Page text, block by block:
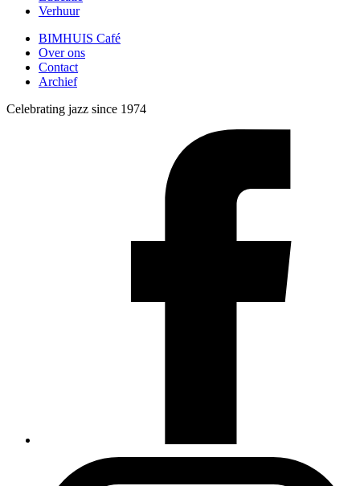
Verhuur
BIMHUIS Café
Over ons
Contact
Archief
Celebrating jazz since 1974